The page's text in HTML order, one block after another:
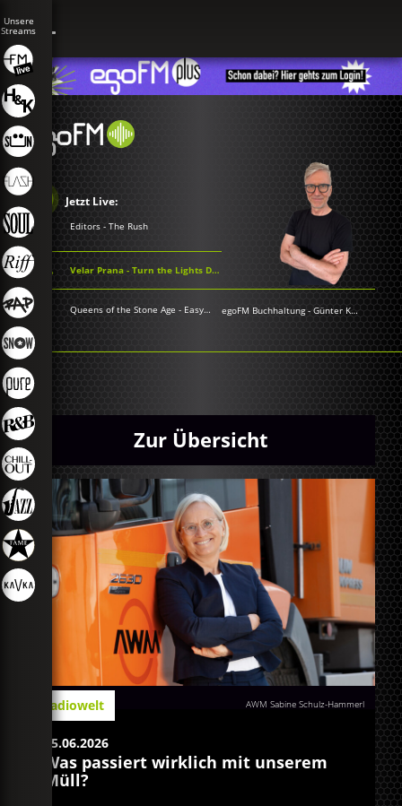
Jetzt Live:
Editors - The Rush
Velar Prana - Turn the Lights Down
Queens of the Stone Age - Easy Street egoFM Buchhaltung-Günter Keil
Zur Übersicht
AWM Sabine Schulz-Hammerl
Radiowelt
15.06.2026
Was passiert wirklich mit unserem
Müll?